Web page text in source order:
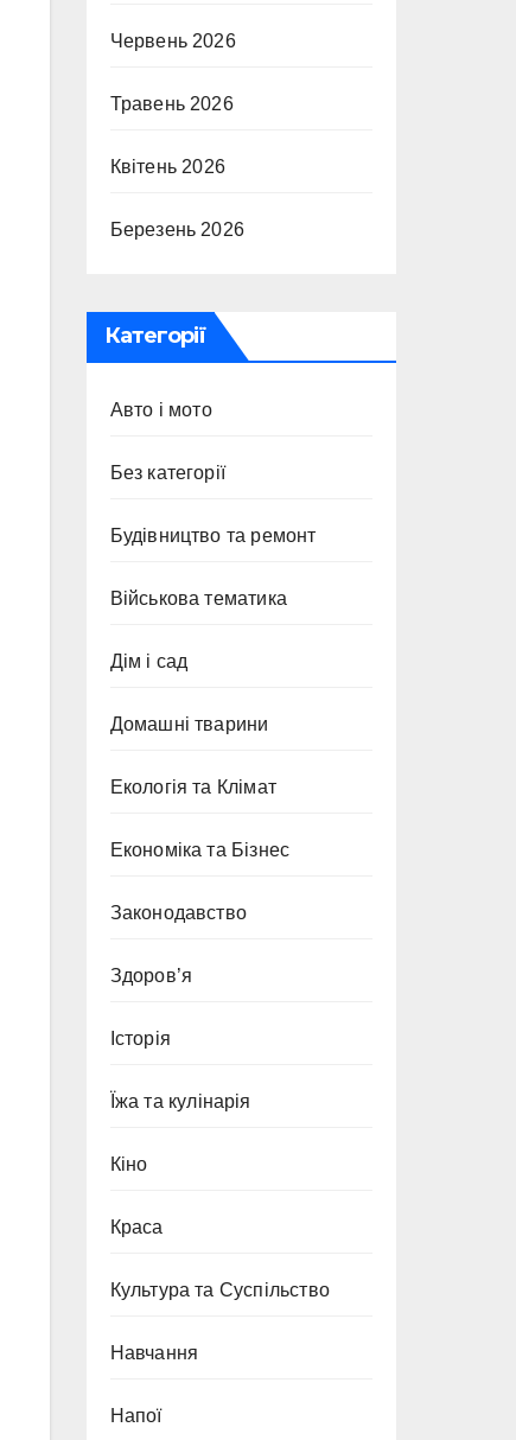
Червень 2026
Травень 2026
Квітень 2026
Березень 2026
Категорії
Авто і мото
Без категорії
Будівництво та ремонт
Військова тематика
Дім і сад
Домашні тварини
Екологія та Клімат
Економіка та Бізнес
Законодавство
Здоров’я
Історія
Їжа та кулінарія
Кіно
Краса
Культура та Суспільство
Навчання
Напої